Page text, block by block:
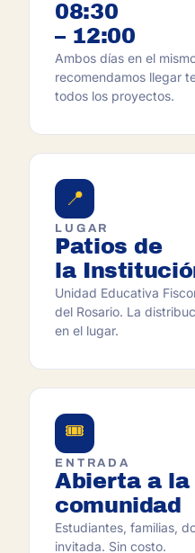
08:30
– 12:00
Ambos días en el
recomendamos llegar
todos los proyectos.
📍
LUGAR
Patios de
la
Unidad Educativa
del Rosario. La
en el lugar.
🎟
ENTRADA
Abierta a la
comunidad
Estudiantes, familias,
invitada. Sin costo.